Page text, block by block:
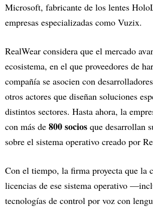
Microsoft, fabricante de los lentes
empresas especializadas como Vuzix.
RealWear considera que el mercado
ecosistema, en el que proveedores de
compañía se asocien con
otros actores que diseñan soluciones
distintos sectores. Hasta ahora, la
con más de 800 socios que desarrollan
sobre el sistema operativo creado por
Con el tiempo, la firma proyecta que la
licencias de ese sistema operativo
tecnologías de control por voz con